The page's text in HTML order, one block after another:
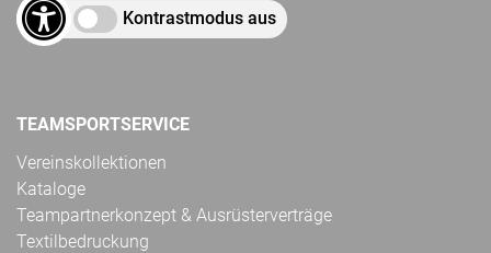
Kontrastmodus aus
TEAMSPORTSERVICE
Vereinskollektionen
Kataloge
Teampartnerkonzept & Ausrüsterverträge
Textilbedruckung